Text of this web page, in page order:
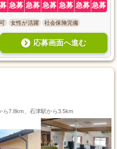
急募 急募 急募 急募 急募 急募
女性が活躍 社会保険完備
応募画面へ進む
ら7.8km、石津駅から3.5km